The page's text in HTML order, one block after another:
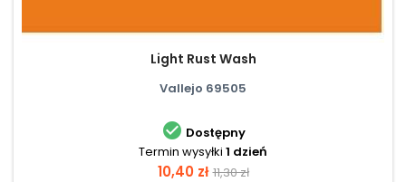
Light Rust Wash
Vallejo 69505
 Dostępny
Termin wysyłki 1 dzień
Cena
10,40 zł Cena
11,30 zł